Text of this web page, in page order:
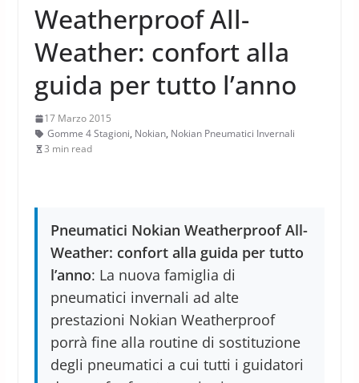
Weatherproof All-
Weather: confort alla
guida per tutto l’anno
17 Marzo 2015
Gomme 4 Stagioni, Nokian, Nokian Pneumatici Invernali
3 min read
Pneumatici Nokian Weatherproof All-
Weather: confort alla guida per tutto
l’anno: La nuova famiglia di
pneumatici invernali ad alte
prestazioni Nokian Weatherproof
porrà fine alla routine di sostituzione
degli pneumatici a cui tutti i guidatori